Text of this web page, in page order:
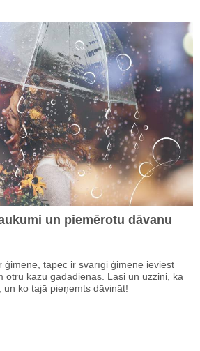
un piemērotu dāvanu
ģimene, tāpēc ir svarīgi ģimenē ieviest
otru kāzu gadadienās. Lasi un uzzini, kā
ko tajā pieņemts dāvināt!